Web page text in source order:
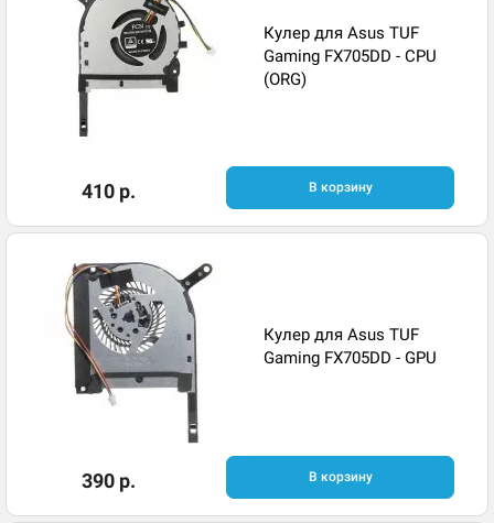
Кулер для Asus TUF
Gaming FX705DD - CPU
(ORG)
410 р. В корзину
Кулер для Asus TUF
Gaming FX705DD - GPU
390 р. В корзину